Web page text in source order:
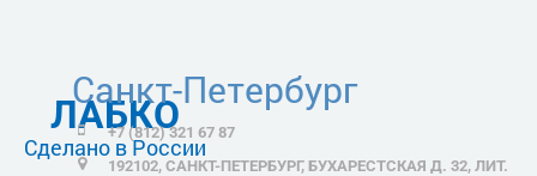
ЛАБКО
Сделано в России
Санкт-Петербург
+7 (812) 321 67 87
192102, САНКТ-ПЕТЕРБУРГ, БУХАРЕСТСКАЯ Д. 32, ЛИТ.